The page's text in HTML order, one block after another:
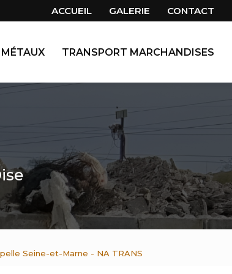
ACCUEIL GALERIE
CONTACT
TRANSPORT MARCHANDISES
Seine-et-Marne - NA TRANS